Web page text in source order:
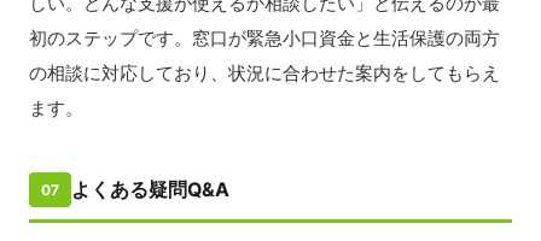
初のステップです。窓口が緊急小口資金と生活保護の両方
の相談に対応しており、状況に合わせた案内をしてもらえ
ます。
07 よくある疑問Q&A